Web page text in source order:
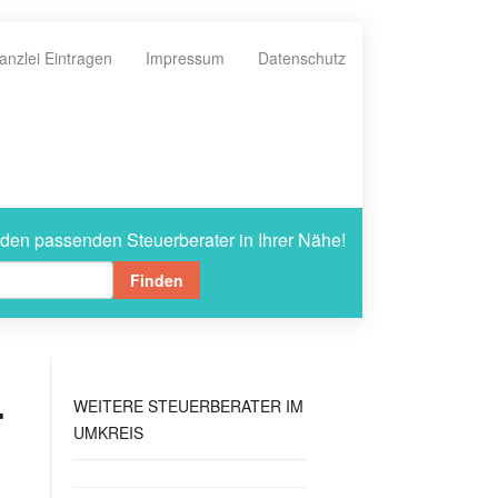
Eintragen Impressum Datenschutz
passenden Steuerberater in Ihrer Nähe!
Finden
WEITERE STEUERBERATER IM
UMKREIS